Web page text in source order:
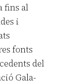
fins al
i
fonts
del
Gala-